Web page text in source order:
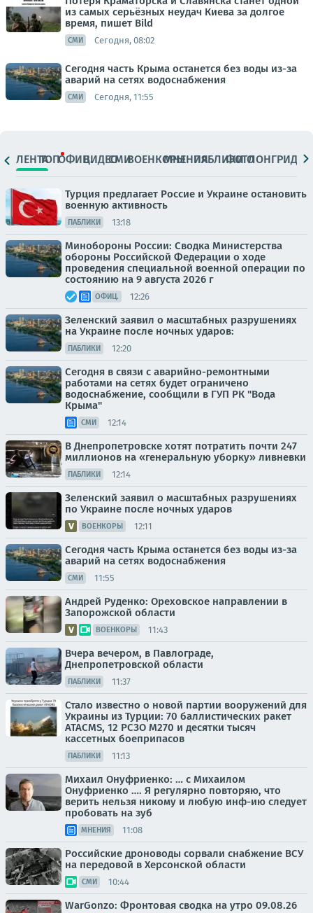
из самых серьёзных неудач Киева за долгое
время, пишет Bild
СМИ Сегодня, 08:02
Сегодня часть Крыма останется без воды из-за
аварий на сетях водоснабжения
СМИ Сегодня, 11:55
ЛЕНТАТОПОФИЦ.ВИДЕОСМИВОЕНКОРЫМНЕНИЯПАБЛИКИ
ФОТОЛОНГРИДЫ
Турция предлагает Россие и Украине остановить
военную активность
ПАБЛИКИ 13:18
Минобороны России: Сводка Министерства
обороны Российской Федерации о ходе
проведения специальной военной операции по
состоянию на 9 августа 2026 г
ОФИЦ. 12:26
Зеленский заявил о масштабных разрушениях
на Украине после ночных ударов:
ПАБЛИКИ 12:20
Сегодня в связи с аварийно-ремонтными
работами на сетях будет ограничено
водоснабжение, сообщили в ГУП РК "Вода
Крыма"
СМИ 12:14
В Днепропетровске хотят потратить почти 247
миллионов на «генеральную уборку» ливневки
ПАБЛИКИ 12:14
Зеленский заявил о масштабных разрушениях
по Украине после ночных ударов
ВОЕНКОРЫ 12:11
Сегодня часть Крыма останется без воды из-за
аварий на сетях водоснабжения
СМИ 11:55
Андрей Руденко: Ореховское направлении в
Запорожской области
ВОЕНКОРЫ 11:43
Вчера вечером, в Павлограде,
Днепропетровской области
ПАБЛИКИ 11:37
Стало известно о новой партии вооружений для
Украины из Турции: 70 баллистических ракет
ATACMS, 12 РСЗО M270 и десятки тысяч
кассетных боеприпасов
ПАБЛИКИ 11:13
Михаил Онуфриенко: … с Михаилом
Онуфриенко …. Я регулярно повторяю, что
верить нельзя никому и любую инф-ию следует
пробовать на зуб
МНЕНИЯ 11:08
Российские дроноводы сорвали снабжение ВСУ
на передовой в Херсонской области
СМИ 10:44
WarGonzo: Фронтовая сводка на утро 09.08.26